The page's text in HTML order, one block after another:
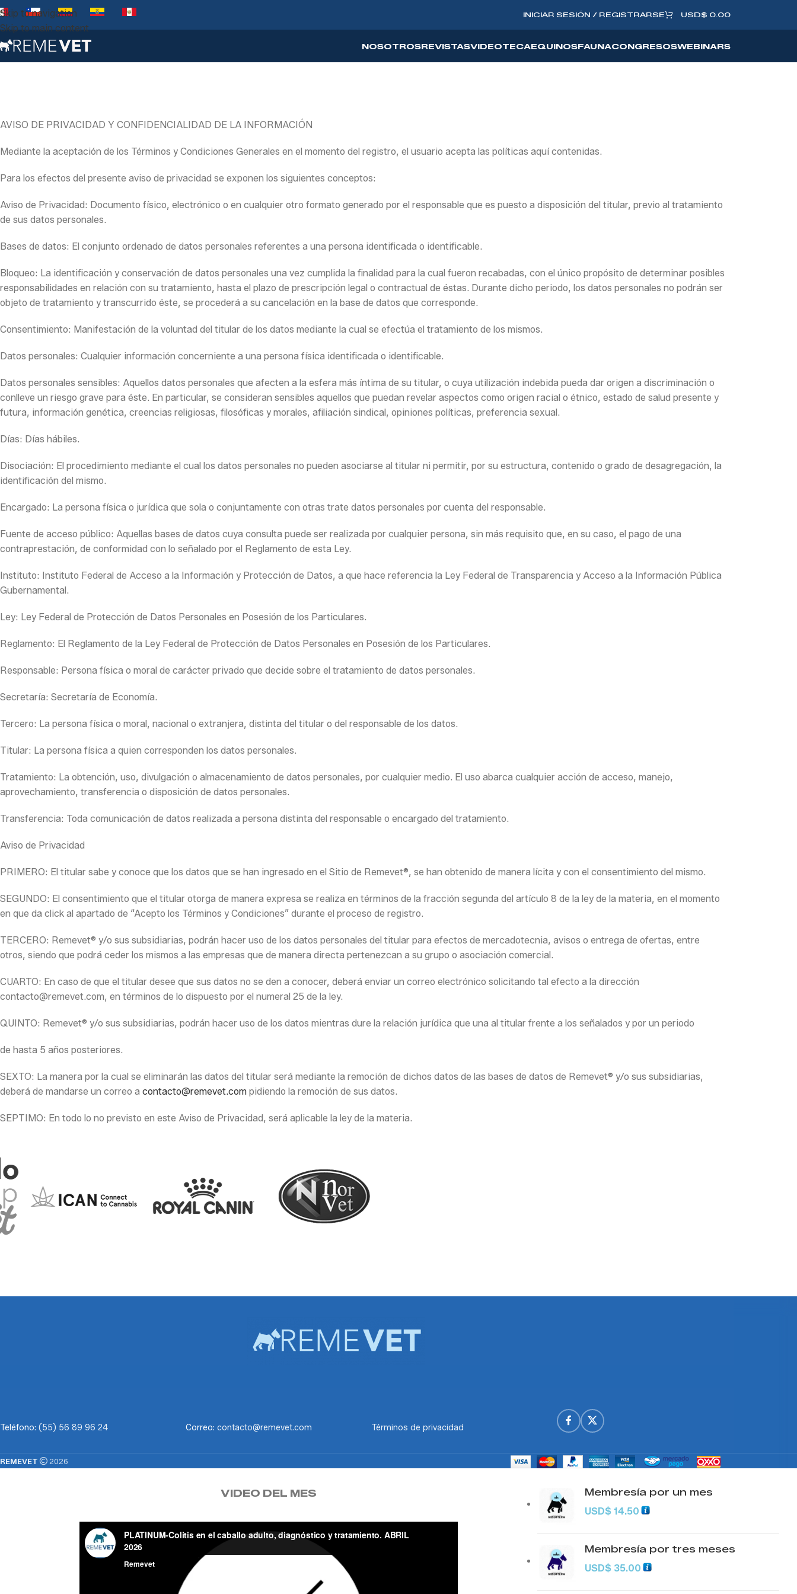
Skip to navigation
Skip to main content
INICIAR SESIÓN / REGISTRARSE USD$ 0.00
NOSOTROSREVISTASVIDEOTECAEQUINOSFAUNACONGRESOSWEBINARS
AVISO DE PRIVACIDAD Y CONFIDENCIALIDAD DE LA INFORMACIÓN
Mediante la aceptación de los Términos y Condiciones Generales en el momento del registro, el usuario acepta las políticas aquí contenidas.
Para los efectos del presente aviso de privacidad se exponen los siguientes conceptos:
Aviso de Privacidad: Documento físico, electrónico o en cualquier otro formato generado por el responsable que es puesto a disposición del titular, previo al tratamiento
de sus datos personales.
Bases de datos: El conjunto ordenado de datos personales referentes a una persona identificada o identificable.
Bloqueo: La identificación y conservación de datos personales una vez cumplida la finalidad para la cual fueron recabadas, con el único propósito de determinar posibles
responsabilidades en relación con su tratamiento, hasta el plazo de prescripción legal o contractual de éstas. Durante dicho periodo, los datos personales no podrán ser
objeto de tratamiento y transcurrido éste, se procederá a su cancelación en la base de datos que corresponde.
Consentimiento: Manifestación de la voluntad del titular de los datos mediante la cual se efectúa el tratamiento de los mismos.
Datos personales: Cualquier información concerniente a una persona física identificada o identificable.
Datos personales sensibles: Aquellos datos personales que afecten a la esfera más íntima de su titular, o cuya utilización indebida pueda dar origen a discriminación o
conlleve un riesgo grave para éste. En particular, se consideran sensibles aquellos que puedan revelar aspectos como origen racial o étnico, estado de salud presente y
futura, información genética, creencias religiosas, filosóficas y morales, afiliación sindical, opiniones políticas, preferencia sexual.
Días: Días hábiles.
Disociación: El procedimiento mediante el cual los datos personales no pueden asociarse al titular ni permitir, por su estructura, contenido o grado de desagregación, la
identificación del mismo.
Encargado: La persona física o jurídica que sola o conjuntamente con otras trate datos personales por cuenta del responsable.
Fuente de acceso público: Aquellas bases de datos cuya consulta puede ser realizada por cualquier persona, sin más requisito que, en su caso, el pago de una
contraprestación, de conformidad con lo señalado por el Reglamento de esta Ley.
Instituto: Instituto Federal de Acceso a la Información y Protección de Datos, a que hace referencia la Ley Federal de Transparencia y Acceso a la Información Pública
Gubernamental.
Ley: Ley Federal de Protección de Datos Personales en Posesión de los Particulares.
Reglamento: El Reglamento de la Ley Federal de Protección de Datos Personales en Posesión de los Particulares.
Responsable: Persona física o moral de carácter privado que decide sobre el tratamiento de datos personales.
Secretaría: Secretaría de Economía.
Tercero: La persona física o moral, nacional o extranjera, distinta del titular o del responsable de los datos.
Titular: La persona física a quien corresponden los datos personales.
Tratamiento: La obtención, uso, divulgación o almacenamiento de datos personales, por cualquier medio. El uso abarca cualquier acción de acceso, manejo,
aprovechamiento, transferencia o disposición de datos personales.
Transferencia: Toda comunicación de datos realizada a persona distinta del responsable o encargado del tratamiento.
Aviso de Privacidad
PRIMERO: El titular sabe y conoce que los datos que se han ingresado en el Sitio de Remevet®, se han obtenido de manera lícita y con el consentimiento del mismo.
SEGUNDO: El consentimiento que el titular otorga de manera expresa se realiza en términos de la fracción segunda del artículo 8 de la ley de la materia, en el momento
en que da click al apartado de “Acepto los Términos y Condiciones” durante el proceso de registro.
TERCERO: Remevet® y/o sus subsidiarias, podrán hacer uso de los datos personales del titular para efectos de mercadotecnia, avisos o entrega de ofertas, entre
otros, siendo que podrá ceder los mismos a las empresas que de manera directa pertenezcan a su grupo o asociación comercial.
CUARTO: En caso de que el titular desee que sus datos no se den a conocer, deberá enviar un correo electrónico solicitando tal efecto a la dirección
contacto@remevet.com, en términos de lo dispuesto por el numeral 25 de la ley.
QUINTO: Remevet® y/o sus subsidiarias, podrán hacer uso de los datos mientras dure la relación jurídica que una al titular frente a los señalados y por un periodo
de hasta 5 años posteriores.
SEXTO: La manera por la cual se eliminarán las datos del titular será mediante la remoción de dichos datos de las bases de datos de Remevet® y/o sus subsidiarias,
deberá de mandarse un correo a contacto@remevet.com pidiendo la remoción de sus datos.
SEPTIMO: En todo lo no previsto en este Aviso de Privacidad, será aplicable la ley de la materia.
Teléfono: (55) 56 89 96 24 Correo: contacto@remevet.com Términos de privacidad
REMEVET 2026
VIDEO DEL MES
Membresía por un mes
USD$ 14.50
Membresía por tres meses
USD$ 35.00